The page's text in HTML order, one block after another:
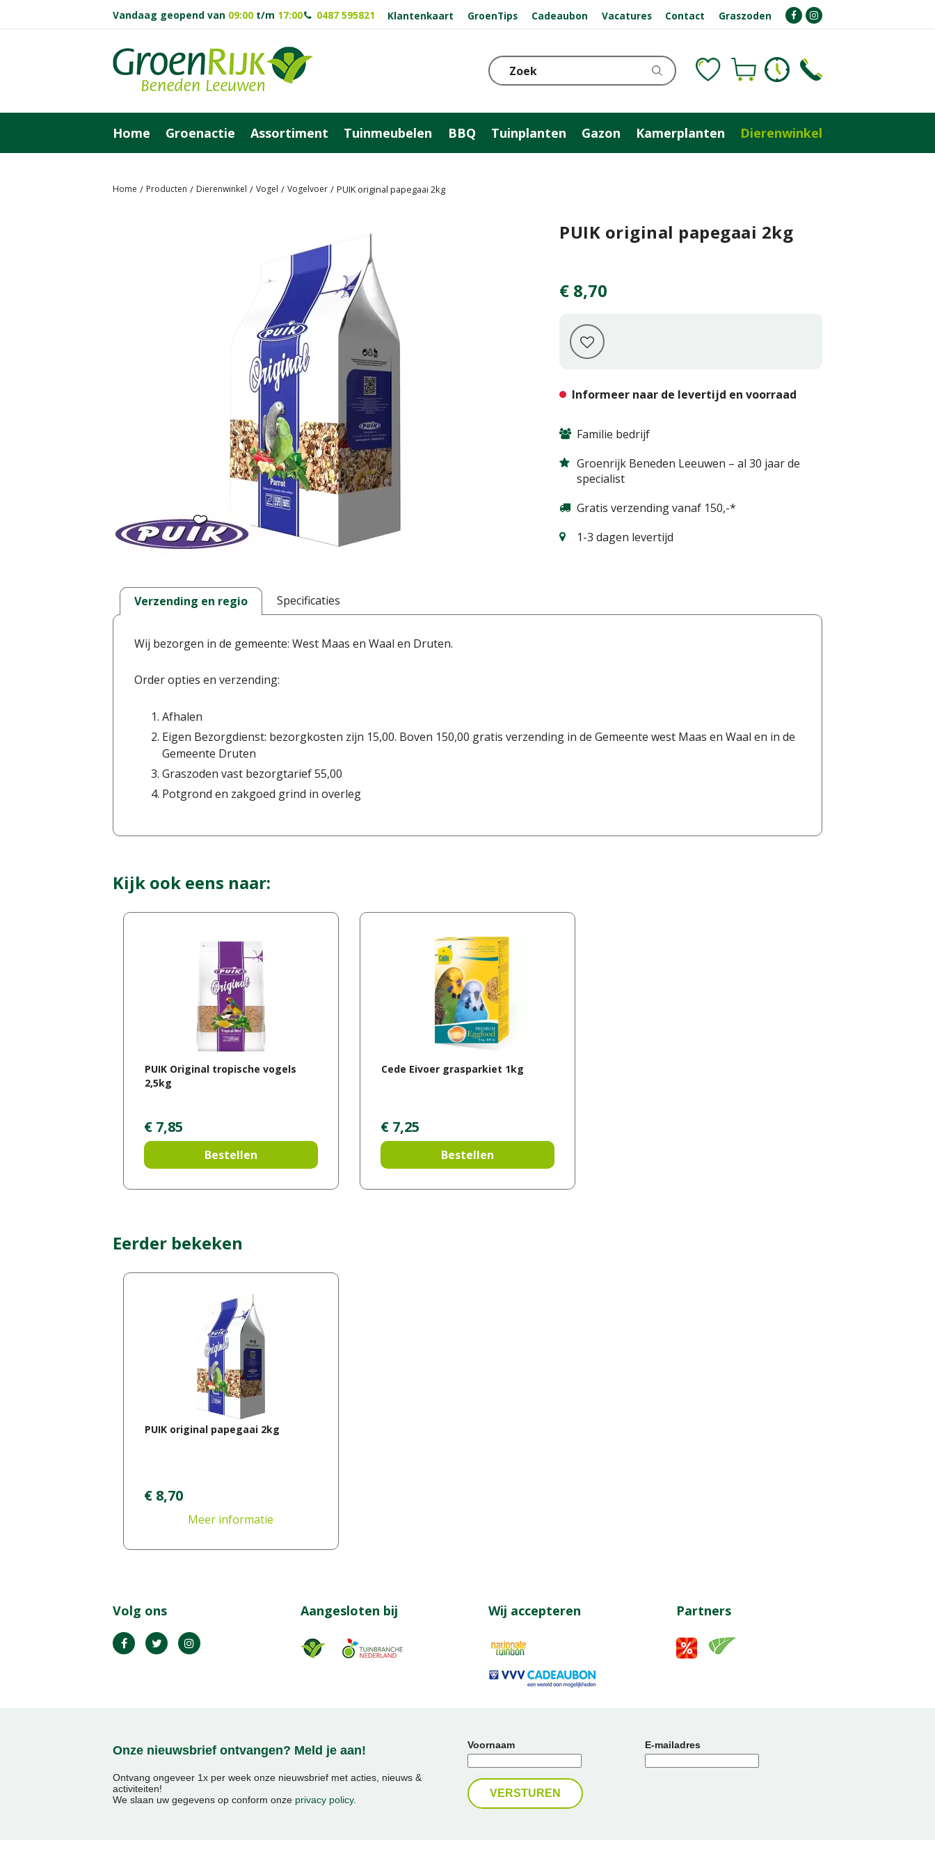
Home Producten Dierenwinkel Vogel Vogelvoer PUIK original papegaai 2kg
Vandaag geopend van 09:00 t/m 17:00 0487 595821 Klantenkaart GroenTips Cadeaubon Vacatures Contact Graszoden
Home Groenactie Assortiment Tuinmeubelen BBQ Tuinplanten Gazon Kamerplanten Dierenwinkel
PUIK original papegaai 2kg
€ 8,70
Informeer naar de levertijd en voorraad
Familie bedrijf
Groenrijk Beneden Leeuwen – al 30 jaar de
specialist
Gratis verzending vanaf 150,-*
1-3 dagen levertijd
Verzending en regio Specificaties
Wij bezorgen in de gemeente: West Maas en Waal en Druten.
Order opties en verzending:
Afhalen
Eigen Bezorgdienst: bezorgkosten zijn 15,00. Boven 150,00 gratis verzending in de Gemeente west Maas en Waal en in de
Gemeente Druten
Graszoden vast bezorgtarief 55,00
Potgrond en zakgoed grind in overleg
Kijk ook eens naar:
PUIK Original tropische vogels
2,5kg
€ 7,85
Bestellen
Cede Eivoer grasparkiet 1kg
€ 7,25
Bestellen
Eerder bekeken
PUIK original papegaai 2kg
€ 8,70
Meer informatie
Volg ons Aangesloten bij Wij accepteren Partners
Onze nieuwsbrief ontvangen? Meld je aan!
Ontvang ongeveer 1x per week onze nieuwsbrief met acties, nieuws &
activiteiten!
We slaan uw gegevens op conform onze privacy policy.
Voornaam E-mailadres